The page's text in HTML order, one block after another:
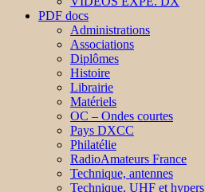
PDF docs
Administrations
Associations
Diplômes
Histoire
Librairie
Matériels
OC – Ondes courtes
Pays DXCC
Philatélie
RadioAmateurs France
Technique, antennes
Technique, UHF et hypers